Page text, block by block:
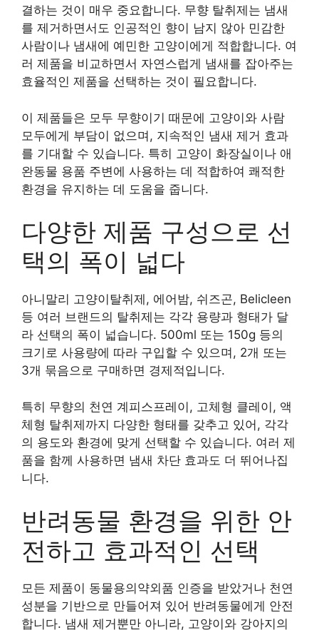
결하는 것이 매우 중요합니다. 무향 탈취제는 냄새
를 제거하면서도 인공적인 향이 남지 않아 민감한
사람이나 냄새에 예민한 고양이에게 적합합니다. 여
러 제품을 비교하면서 자연스럽게 냄새를 잡아주는
효율적인 제품을 선택하는 것이 필요합니다.
이 제품들은 모두 무향이기 때문에 고양이와 사람
모두에게 부담이 없으며, 지속적인 냄새 제거 효과
를 기대할 수 있습니다. 특히 고양이 화장실이나 애
완동물 용품 주변에 사용하는 데 적합하여 쾌적한
환경을 유지하는 데 도움을 줍니다.
다양한 제품 구성으로 선
택의 폭이 넓다
아니말리 고양이탈취제, 에어밤, 쉬즈곤, Belicleen
등 여러 브랜드의 탈취제는 각각 용량과 형태가 달
라 선택의 폭이 넓습니다. 500ml 또는 150g 등의
크기로 사용량에 따라 구입할 수 있으며, 2개 또는
3개 묶음으로 구매하면 경제적입니다.
특히 무향의 천연 계피스프레이, 고체형 클레이, 액
체형 탈취제까지 다양한 형태를 갖추고 있어, 각각
의 용도와 환경에 맞게 선택할 수 있습니다. 여러 제
품을 함께 사용하면 냄새 차단 효과도 더 뛰어나집
니다.
반려동물 환경을 위한 안
전하고 효과적인 선택
모든 제품이 동물용의약외품 인증을 받았거나 천연
성분을 기반으로 만들어져 있어 반려동물에게 안전
합니다. 냄새 제거뿐만 아니라, 고양이와 강아지의